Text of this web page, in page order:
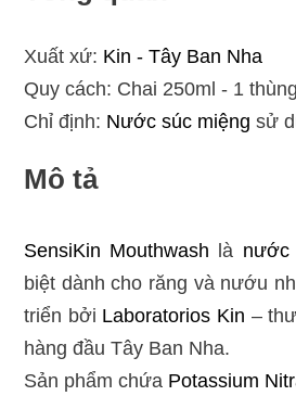
Xuất xứ: Kin - Tây Ban Nha
Quy cách: Chai 250ml - 1
Chỉ định: Nước súc miệng sử
Mô tả
SensiKin Mouthwash là nước
biệt dành cho răng và nướu
triển bởi Laboratorios Kin –
hàng đầu Tây Ban Nha.
Sản phẩm chứa Potassium